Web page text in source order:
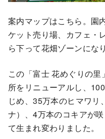
案内マップはこちら。園
ケット売り場、カフェ・
ら下って花畑ゾーンにな
この「富士 花めぐりの
所をリニューアルし、
じめ、35万本のヒマワ
ナ）、4万本のコキアが
て生まれ変わりました。